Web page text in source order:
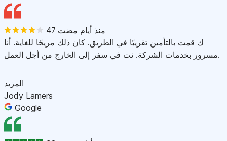
47 منذ أيام مضت
ك قمت بالتأمين تقريبًا في الطريق. كان ذلك مريحًا للغاية. أنا
مسرور بخدمات الشركة. نت في سفر إلى الخارج من أجل العمل.
المزيد
Jody Lamers
Google